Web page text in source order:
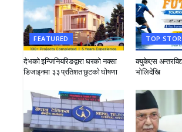
FEATURED
देभको इन्जिनियरिङद्वारा घरको नक्सा
डिजाइनमा ३३ प्रतिशत छुटको घोषणा
TOP
क्युकेएस
भोलिदेखि